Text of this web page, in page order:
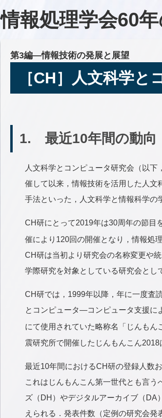
情報処理学会60
第3編―情報技術の発展と展望
［CH］人文科学
1. 最近10年間の動向
人文科学とコンピュータ研究会（以
催して以来，情報技術を活用した人
手法といった，人文科学と情報科学の
CH研にとって2019年は30周年の節目
催により120回の開催となり，情報処
CH研は当初より研究会の名称変更や
学際研究を対象としている研究会とし
CH研では，1999年以降，年に一度査
とコンピュータ―コンピュータ支援に
にて使用されていた略称名「じんもん
震研究所で開催したじんもんこん2018
最近10年間におけるCH研の登録人数
これはじんもんこん第一世代とも言
ズ（DH）やデジタルアーカイブ（DA
えられる．発表件数（定例の研究会